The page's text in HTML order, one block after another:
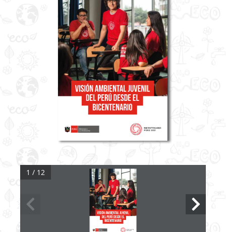
Visión Ambiental Juvenil
del Perú desde el
Bicentenario
1 / 12